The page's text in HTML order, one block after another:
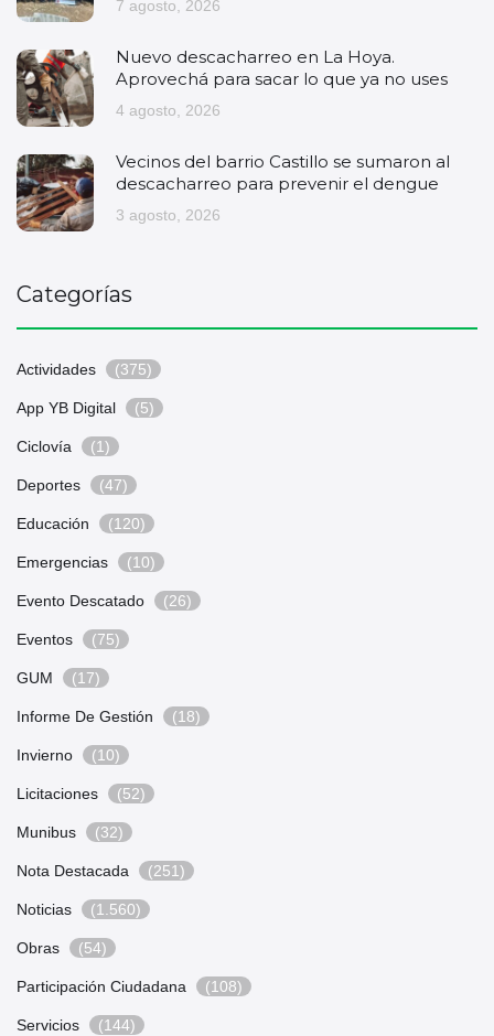
7 agosto, 2026
Nuevo descacharreo en La Hoya.
Aprovechá para sacar lo que ya no uses
4 agosto, 2026
Vecinos del barrio Castillo se sumaron al
descacharreo para prevenir el dengue
3 agosto, 2026
Categorías
Actividades (375)
App YB Digital (5)
Ciclovía (1)
Deportes (47)
Educación (120)
Emergencias (10)
Evento Descatado (26)
Eventos (75)
GUM (17)
Informe De Gestión (18)
Invierno (10)
Licitaciones (52)
Munibus (32)
Nota Destacada (251)
Noticias (1.560)
Obras (54)
Participación Ciudadana (108)
Servicios (144)